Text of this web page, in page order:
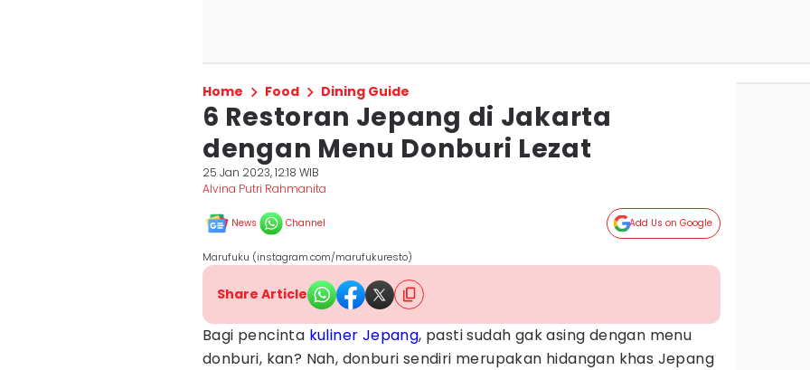
Home Food Dining Guide
6 Restoran Jepang di Jakarta
dengan Menu Donburi Lezat
25 Jan 2023, 12:18 WIB
Alvina Putri Rahmanita
News Channel Add Us on Google
Marufuku (instagram.com/marufukuresto)
Share Article
Bagi pencinta kuliner Jepang, pasti sudah gak asing dengan menu
donburi, kan? Nah, donburi sendiri merupakan hidangan khas Jepang